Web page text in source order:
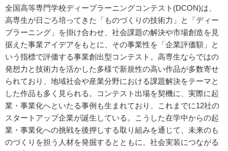
全国高等専門学校ディープラーニングコンテスト(DCON)は、
高専生が日ごろ培ってきた「ものづくりの技術力」と「ディー
プラーニング」を掛け合わせ、社会課題の解決や市場創造を見
据えた事業アイデアをもとに、その事業性を「企業評価額」と
いう指標で評価する事業創出型コンテスト。高専生ならではの
発想力と技術力を活かした多様で新規性の高い作品が多数寄せ
られており、地域社会や産業分野における課題解決をテーマと
した作品も多く見られる。コンテスト出場を契機に、実際に起
業・事業化へといたる事例も生まれており、これまでに12社の
スタートアップ企業が誕生している。こうした在学中からの起
業・事業化への挑戦を後押しする取り組みを通じて、未来のも
のづくりを担う人材を発掘するとともに、社会実装につながる